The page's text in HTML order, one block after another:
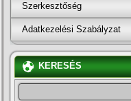
Szerkesztőség
Adatkezelési Szabályzat
KERESÉS